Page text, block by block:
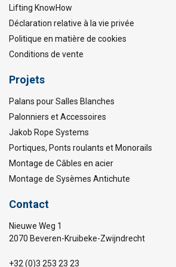
Lifting KnowHow
Déclaration relative à la vie privée
Politique en matière de cookies
Conditions de vente
Projets
Palans pour Salles Blanches
Palonniers et Accessoires
Jakob Rope Systems
Portiques, Ponts roulants et Monorails
Montage de Câbles en acier
Montage de Sysèmes Antichute
Contact
Nieuwe Weg 1
2070 Beveren-Kruibeke-Zwijndrecht
+32 (0)3 253 23 23